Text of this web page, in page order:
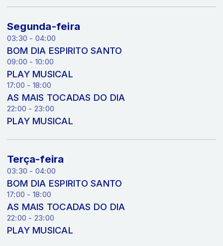
Segunda-feira
03:30 - 04:00
BOM DIA ESPIRITO SANTO
09:00 - 10:00
PLAY MUSICAL
17:00 - 18:00
AS MAIS TOCADAS DO DIA
22:00 - 23:00
PLAY MUSICAL
Terça-feira
03:30 - 04:00
BOM DIA ESPIRITO SANTO
17:00 - 18:00
AS MAIS TOCADAS DO DIA
22:00 - 23:00
PLAY MUSICAL